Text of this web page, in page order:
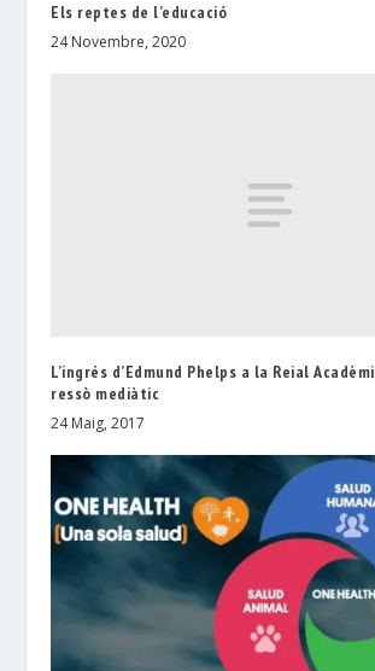
Els reptes de l’educació
24 Novembre, 2020
L’ingrés d’Edmund Phelps a la Reial
ressò mediàtic
24 Maig, 2017